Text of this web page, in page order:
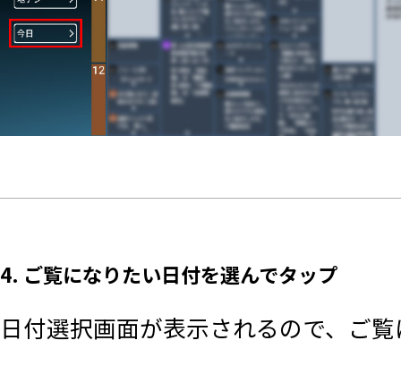
4. ご覧になりたい日付を選んでタップ
日付選択画面が表示されるので、ご